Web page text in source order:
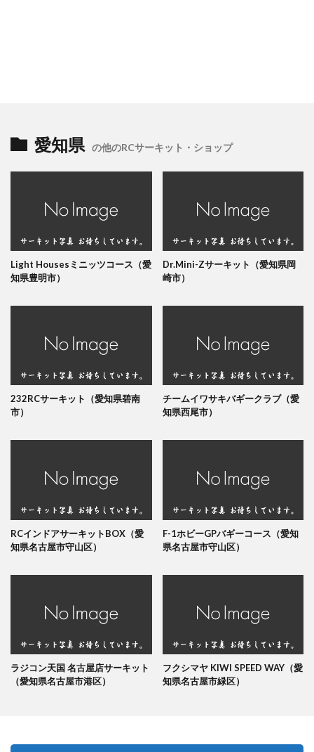
愛知県 の他のRCサーキット・ショップ
Light Housesミニッツコース（愛
知県豊明市）
Dr.Mini-Zサーキット（愛知県岡
崎市）
232RCサーキット（愛知県碧南
市）
チームイワサキバギークラブ（愛
知県西尾市）
RCインドアサーキットBOX（愛
知県名古屋市守山区）
F-1ホビーGPバギーコース（愛知
県名古屋市守山区）
ラジコン天国 名古屋店サーキット
（愛知県名古屋市港区）
フクシマヤ KIWI SPEED WAY（愛
知県名古屋市緑区）